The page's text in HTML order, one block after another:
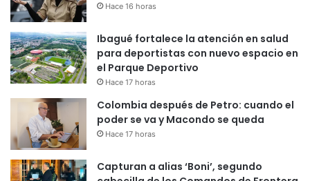
Hace 16 horas
Ibagué fortalece la atención en salud
para deportistas con nuevo espacio en
el Parque Deportivo
Hace 17 horas
Colombia después de Petro: cuando el
poder se va y Macondo se queda
Hace 17 horas
Capturan a alias ‘Boni’, segundo